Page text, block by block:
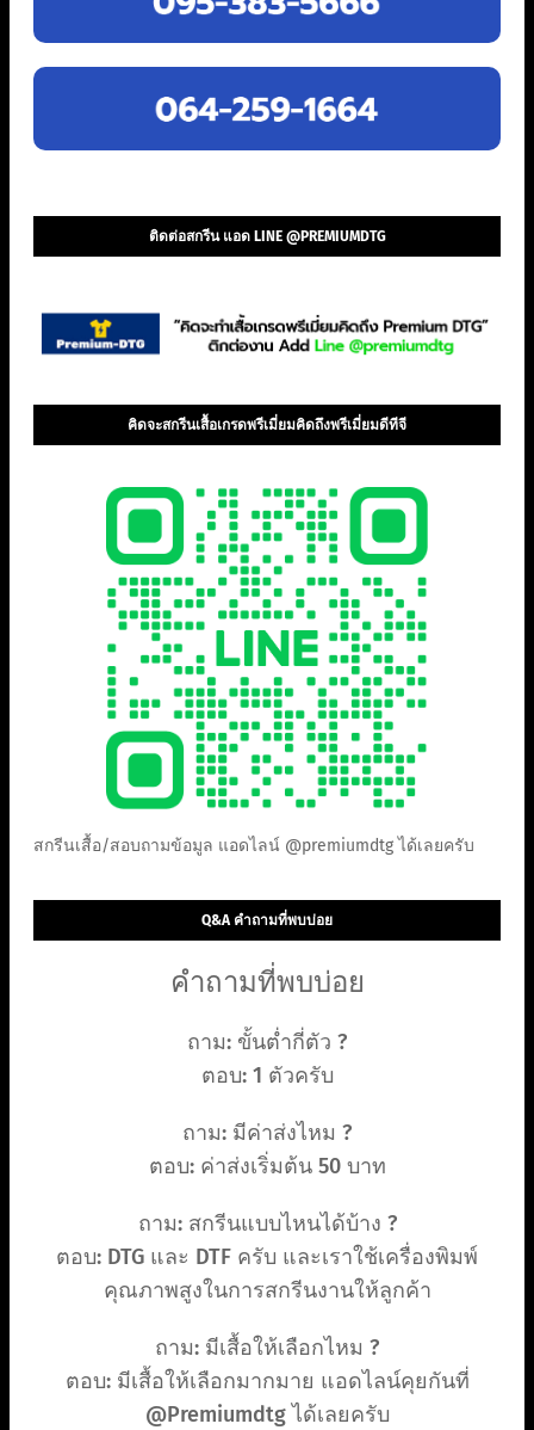
ติดต่อสกรีน แอด LINE @PREMIUMDTG
คิดจะสกรีนเสื้อเกรดพรีเมี่ยมคิดถึงพรีเมี่ยมดีทีจี
สกรีนเสื้อ/สอบถามข้อมูล แอดไลน์ @premiumdtg ได้เลยครับ
Q&A คำถามที่พบบ่อย
คำถามที่พบบ่อย
ถาม: ขั้นต่ำกี่ตัว ?
ตอบ: 1 ตัวครับ
ถาม: มีค่าส่งไหม ?
ตอบ: ค่าส่งเริ่มต้น 50 บาท
ถาม: สกรีนแบบไหนได้บ้าง ?
ตอบ: DTG และ DTF ครับ และเราใช้เครื่องพิมพ์
คุณภาพสูงในการสกรีนงานให้ลูกค้า
ถาม: มีเสื้อให้เลือกไหม ?
ตอบ: มีเสื้อให้เลือกมากมาย แอดไลน์คุยกันที่
@Premiumdtg ได้เลยครับ